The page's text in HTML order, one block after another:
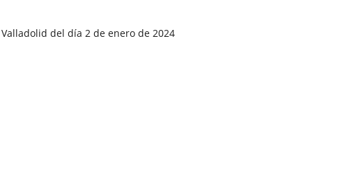
del día 2 de enero de 2024